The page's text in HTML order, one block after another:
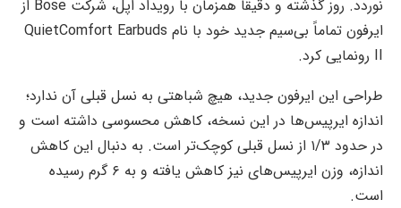
نوردد. روز گذشته و دقیقاً همزمان با رویداد اپل، شرکت Bose از
ایرفون تماماً بی‌سیم جدید خود با نام QuietComfort Earbuds
II رونمایی کرد.
طراحی این ایرفون جدید، هیچ شباهتی به نسل قبلی آن ندارد؛
اندازه ایرپیس‌ها در این نسخه، کاهش محسوسی داشته است و
در حدود ۱/۳ از نسل قبلی کوچک‌تر است. به دنبال این کاهش
اندازه، وزن ایرپیس‌های نیز کاهش یافته و به ۶ گرم رسیده
است.